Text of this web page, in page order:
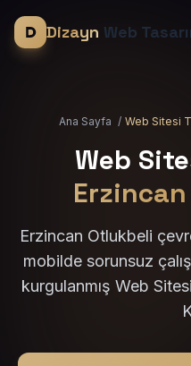
Dizayn Web
Ana Sayfa / Web Sitesi
Web
Erzincan Otlukbeli
mobilde sorunsuz
kurgulanmış Web